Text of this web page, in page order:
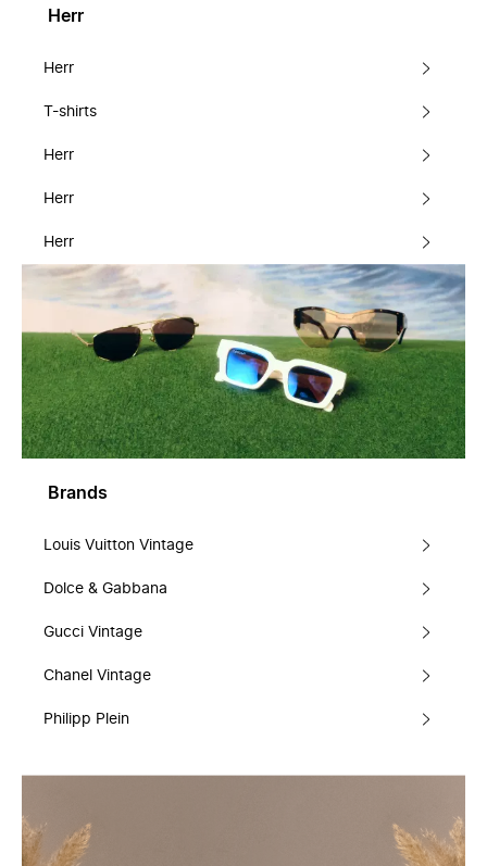
Herr
Herr
T-shirts
Herr
Herr
Herr
Brands
Louis Vuitton Vintage
Dolce & Gabbana
Gucci Vintage
Chanel Vintage
Philipp Plein